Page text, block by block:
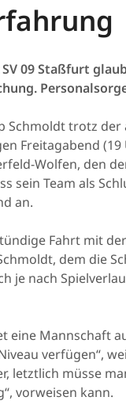
09 Staßfurt
Schmoldt trotz
Freitagabend
Wolfen, den
sein Team als
an.
Fahrt mit
dem die
je nach
Mannschaft
verfügen“,
letztlich müsse
vorweisen kann.